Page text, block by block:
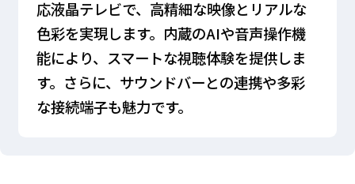
応液晶テレビで、高精細な映像とリアルな
色彩を実現します。内蔵のAIや音声操作機
能により、スマートな視聴体験を提供しま
す。さらに、サウンドバーとの連携や多彩
な接続端子も魅力です。